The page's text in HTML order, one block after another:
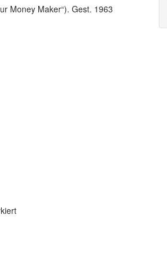
Money Maker“). Gest. 1963